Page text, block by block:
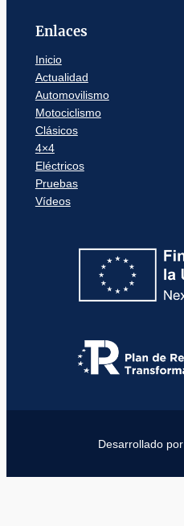
Enlaces
Inicio
Actualidad
Automovilismo
Motociclismo
Clásicos
4×4
Eléctricos
Pruebas
Vídeos
Desarrollado por